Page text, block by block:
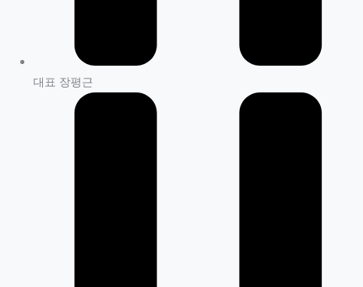
대표 장평근